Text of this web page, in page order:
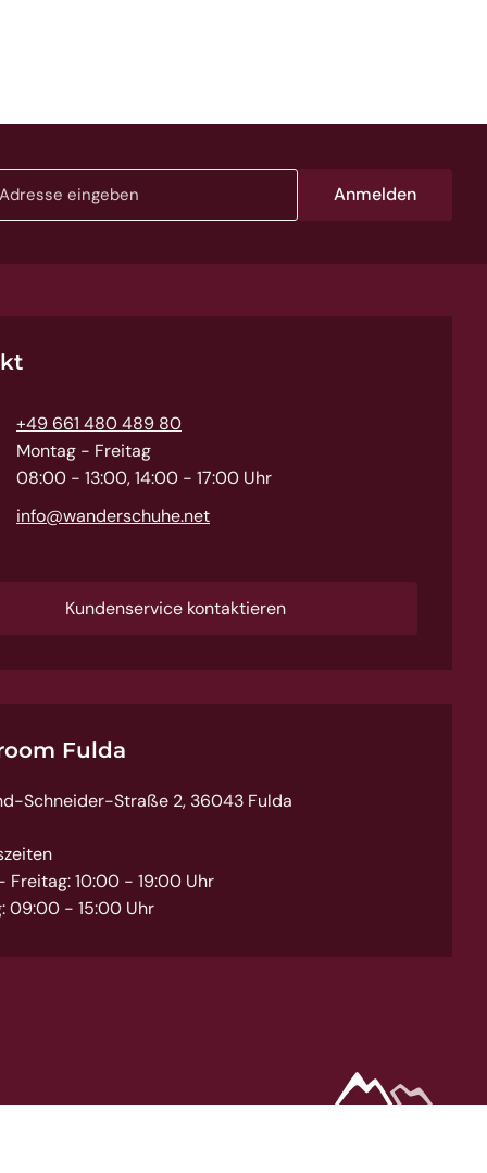
Anmelden
+49 661 480 489 80
Montag - Freitag
08:00 - 13:00, 14:00 - 17:00 Uhr
info@wanderschuhe.net
Kundenservice kontaktieren
Fulda
Schneider-Straße 2, 36043 Fulda
Freitag: 10:00 - 19:00 Uhr
09:00 - 15:00 Uhr